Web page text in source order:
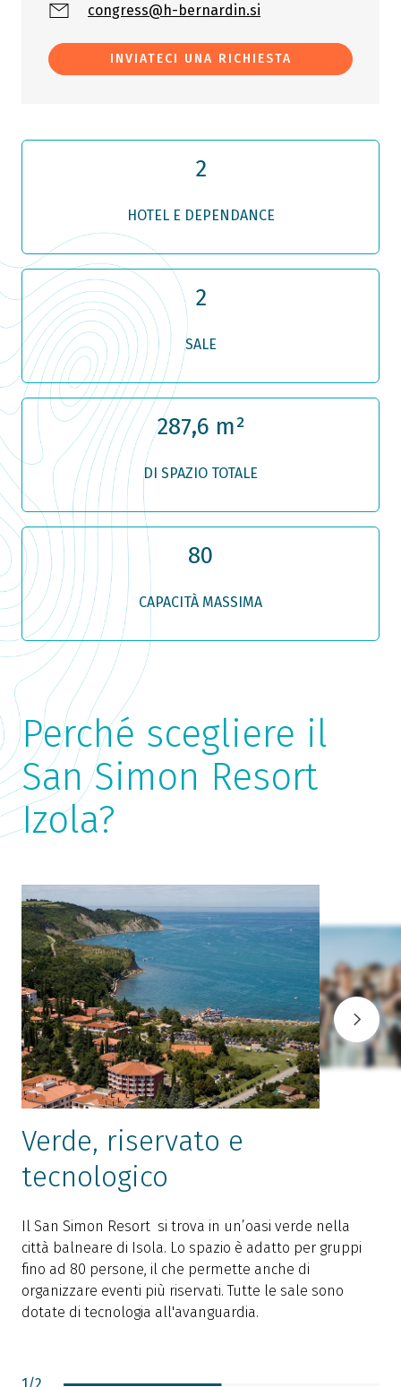
congress@h-bernardin.si
INVIATECI UNA RICHIESTA
2
HOTEL E DEPENDANCE
2
SALE
287,6 m²
DI SPAZIO TOTALE
80
CAPACITÀ MASSIMA
Perché scegliere il
San Simon Resort
Izola?
Verde, riservato e
tecnologico
Il San Simon Resort si trova in un’oasi verde nella
città balneare di Isola. Lo spazio è adatto per gruppi
fino ad 80 persone, il che permette anche di
organizzare eventi più riservati. Tutte le sale sono
dotate di tecnologia all'avanguardia.